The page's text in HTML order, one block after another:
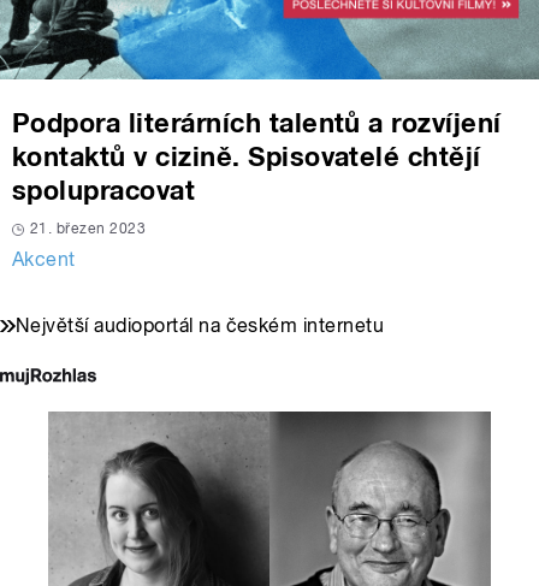
Podpora literárních talentů a rozvíjení
kontaktů v cizině. Spisovatelé chtějí
spolupracovat
21. březen 2023
Akcent
Největší audioportál na českém internetu